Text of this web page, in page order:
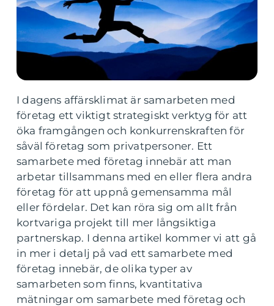
I dagens affärsklimat är samarbeten med
företag ett viktigt strategiskt verktyg för att
öka framgången och konkurrenskraften för
såväl företag som privatpersoner. Ett
samarbete med företag innebär att man
arbetar tillsammans med en eller flera andra
företag för att uppnå gemensamma mål
eller fördelar. Det kan röra sig om allt från
kortvariga projekt till mer långsiktiga
partnerskap. I denna artikel kommer vi att gå
in mer i detalj på vad ett samarbete med
företag innebär, de olika typer av
samarbeten som finns, kvantitativa
mätningar om samarbete med företag och